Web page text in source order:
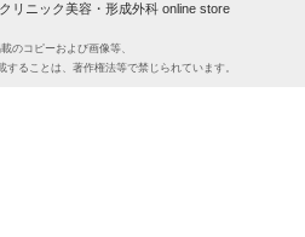
リニック美容・形成外科 online store
のコピーおよび画像等、
ることは、著作権法等で禁じられています。